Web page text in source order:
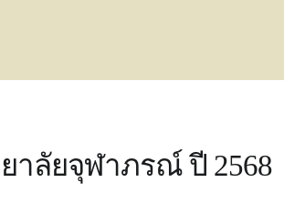
าลัยจุฬาภรณ์ ปี 2568